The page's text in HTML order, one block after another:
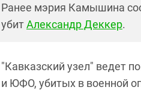
Ранее мэрия Камышина
убитАлександр Деккер.
"Кавказский узел" ведет
и ЮФО, убитых в военной